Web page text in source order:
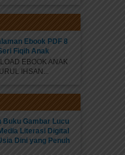
Ebook PDF 8
Fiqih Anak
EBOOK ANAK
IHSAN...
Buku Gambar Lucu
Literasi Digital
Dini yang Penuh